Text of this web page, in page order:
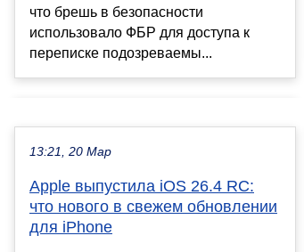
что брешь в безопасности
использовало ФБР для доступа к
переписке подозреваемы...
13:21, 20 Мар
Apple выпустила iOS 26.4 RC:
что нового в свежем обновлении
для iPhone